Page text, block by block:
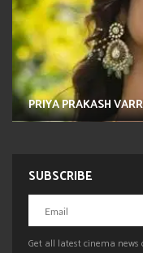
PRIYA PRAKASH
SUBSCRIBE
Get all latest cinema news